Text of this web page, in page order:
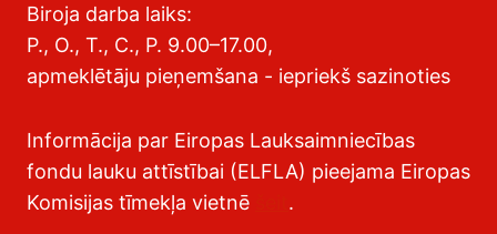
Biroja darba laiks:
P., O., T., C., P. 9.00–17.00,
apmeklētāju pieņemšana - iepriekš sazinoties
Informācija par Eiropas Lauksaimniecības
fondu lauku attīstībai (ELFLA) pieejama Eiropas
Komisijas tīmekļa vietnē
.